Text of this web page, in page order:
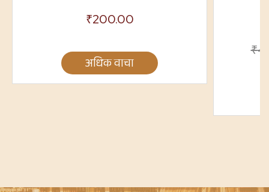
₹200.00
अधिक वाचा
₹